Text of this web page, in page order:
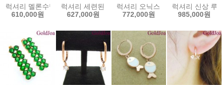
럭셔리 멜론수박 원터치 큐빅 14k귀걸이 (s-jb1479e) 14k이어링 골드
610,000원
럭셔리 세련된 루비 원터치 14k귀걸이 (s-a3699e)
627,000원
럭셔리 오닉스 원터치 큐빅 14k
772,000원
럭셔리 신상 루
985,000원